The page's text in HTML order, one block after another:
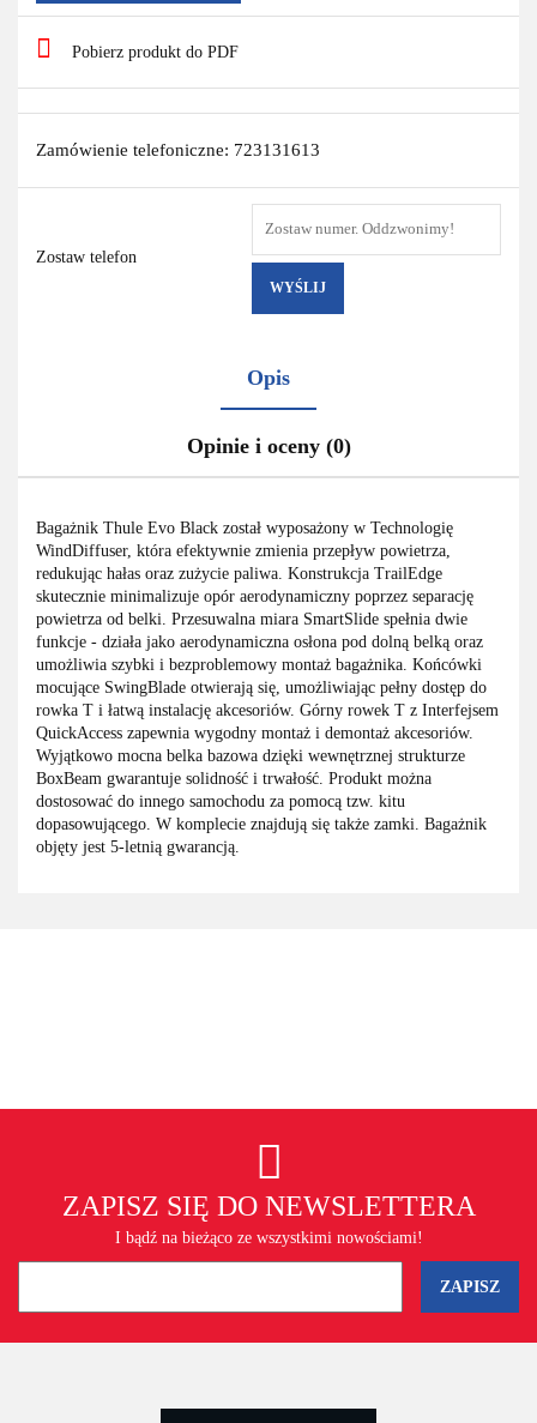
Pobierz produkt do PDF
Zamówienie telefoniczne: 723131613
Zostaw telefon
WYŚLIJ
Opis
Opinie i oceny (0)
Bagażnik Thule Evo Black został wyposażony w Technologię
WindDiffuser, która efektywnie zmienia przepływ powietrza,
redukując hałas oraz zużycie paliwa. Konstrukcja TrailEdge
skutecznie minimalizuje opór aerodynamiczny poprzez separację
powietrza od belki. Przesuwalna miara SmartSlide spełnia dwie
funkcje - działa jako aerodynamiczna osłona pod dolną belką oraz
umożliwia szybki i bezproblemowy montaż bagażnika. Końcówki
mocujące SwingBlade otwierają się, umożliwiając pełny dostęp do
rowka T i łatwą instalację akcesoriów. Górny rowek T z Interfejsem
QuickAccess zapewnia wygodny montaż i demontaż akcesoriów.
Wyjątkowo mocna belka bazowa dzięki wewnętrznej strukturze
BoxBeam gwarantuje solidność i trwałość. Produkt można
dostosować do innego samochodu za pomocą tzw. kitu
dopasowującego. W komplecie znajdują się także zamki. Bagażnik
objęty jest 5-letnią gwarancją.
ZAPISZ SIĘ DO NEWSLETTERA
I bądź na bieżąco ze wszystkimi nowościami!